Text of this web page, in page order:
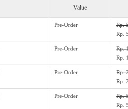
Value
Pre-Order
Rp.
Rp.
Pre-Order
Rp.
Rp.
Pre-Order
Rp.
Rp.
Pre-Order
Rp.
Rp.